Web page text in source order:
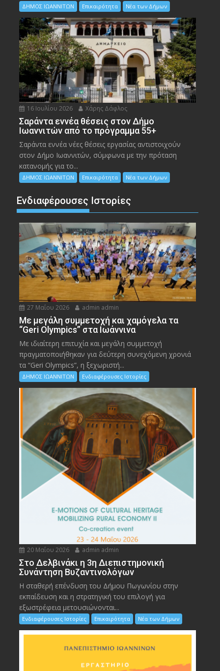
ΔΗΜΟΣ ΙΩΑΝΝΙΤΩΝ Επικαιρότητα Νέα των Δήμων
16 Ιουλίου 2026 Χάρης Δάφλος
Σαράντα εννέα θέσεις στον Δήμο
Ιωαννιτών από το πρόγραμμα 55+
Σαράντα εννέα νέες θέσεις εργασίας αντιστοιχούν
στον Δήμο Ιωαννιτών, σύμφωνα με την πρόταση
κατανομής για το...
ΔΗΜΟΣ ΙΩΑΝΝΙΤΩΝ Επικαιρότητα Νέα των Δήμων
Ενδιαφέρουσες Ιστορίες
27 Μαΐου 2026 admin admin
Με μεγάλη συμμετοχή και χαμόγελα τα
“Geri Olympics” στα Ιωάννινα
Με ιδιαίτερη επιτυχία και μεγάλη συμμετοχή
πραγματοποιήθηκαν για δεύτερη συνεχόμενη χρονιά
τα “Geri Olympics”, η ξεχωριστή...
ΔΗΜΟΣ ΙΩΑΝΝΙΤΩΝ Ενδιαφέρουσες Ιστορίες
20 Μαΐου 2026 admin admin
Στο Δελβινάκι η 3η Διεπιστημονική
Συνάντηση Βυζαντινολόγων
Η σταθερή επένδυση του Δήμου Πωγωνίου στην
εκπαίδευση και η στρατηγική του επιλογή για
εξωστρέφεια μετουσιώνονται...
Ενδιαφέρουσες Ιστορίες Επικαιρότητα Νέα των Δήμων